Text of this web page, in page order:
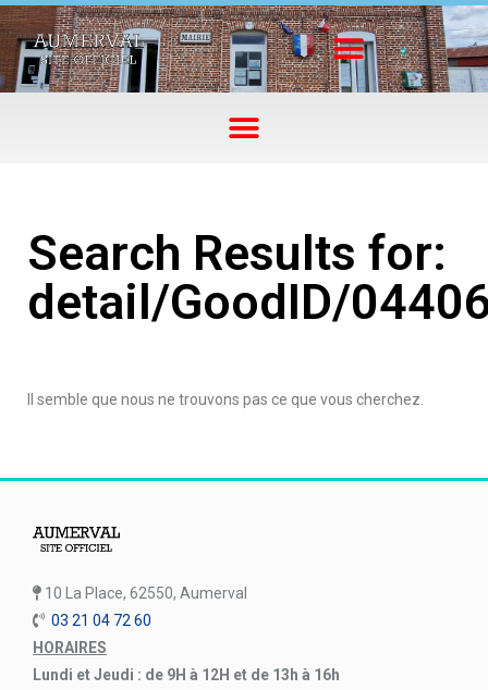
Search Results for:
detail/GoodID/
Il semble que nous ne trouvons pas ce que vous cherchez.
10 La Place, 62550, Aumerval
03 21 04 72 60
HORAIRES
Lundi et Jeudi : de 9H à 12H et de 13h à 16h